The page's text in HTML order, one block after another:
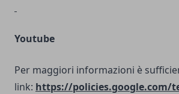
Youtube
Per maggiori informazioni è
link: https://policies.google.com/